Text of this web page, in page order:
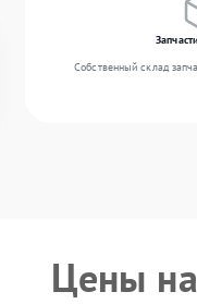
Собственный склад
Цены